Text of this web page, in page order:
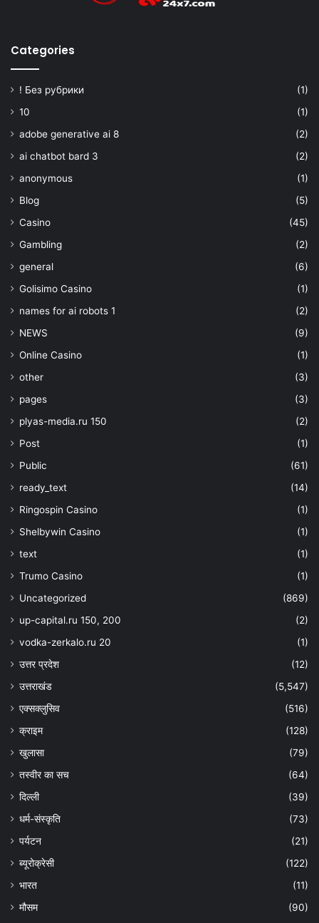
Categories
! Без рубрики
(1)
10
(1)
adobe generative ai 8
(2)
ai chatbot bard 3
(2)
anonymous
(1)
Blog
(5)
Casino
(45)
Gambling
(2)
general
(6)
Golisimo Casino
(1)
names for ai robots 1
(2)
NEWS
(9)
Online Casino
(1)
other
(3)
pages
(3)
plyas-media.ru 150
(2)
Post
(1)
Public
(61)
ready_text
(14)
Ringospin Casino
(1)
Shelbywin Casino
(1)
text
(1)
Trumo Casino
(1)
Uncategorized
(869)
up-capital.ru 150, 200
(2)
vodka-zerkalo.ru 20
(1)
उत्तर प्रदेश
(12)
उत्तराखंड
(5,547)
एक्सक्लुसिव
(516)
क्राइम
(128)
खुलासा
(79)
तस्वीर का सच
(64)
दिल्ली
(39)
धर्म-संस्कृति
(73)
पर्यटन
(21)
ब्यूरोक्रेसी
(122)
भारत
(11)
मौसम
(90)